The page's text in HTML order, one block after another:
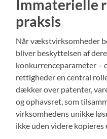
Immaterielle
praksis
Når vækstvirksomheder
bliver beskyttelsen af
konkurrenceparameter –
rettigheder en central
dækker over patenter,
og ophavsret, som
virksomhedens unikke
ikke uden videre kopieres